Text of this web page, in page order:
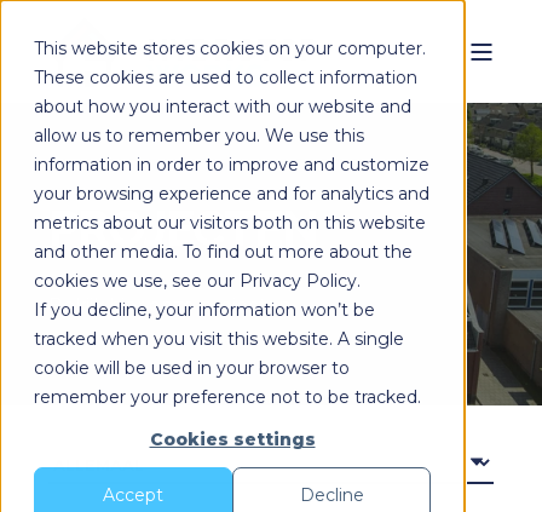
This website stores cookies on your computer.
These cookies are used to collect information
about how you interact with our website and
allow us to remember you. We use this
information in order to improve and customize
your browsing experience and for analytics and
metrics about our visitors both on this website
and other media. To find out more about the
cookies we use, see our Privacy Policy.
If you decline, your information won’t be
tracked when you visit this website. A single
cookie will be used in your browser to
remember your preference not to be tracked.
Cookies settings
Accept Decline
PROJECTEN
Bekijk hier onze projecten.